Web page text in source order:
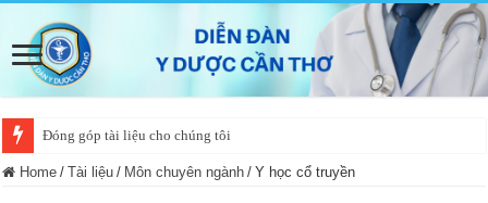
Đóng góp tài liệu cho chúng tôi
Home / Tài liệu / Môn chuyên ngành / Y học cổ truyền